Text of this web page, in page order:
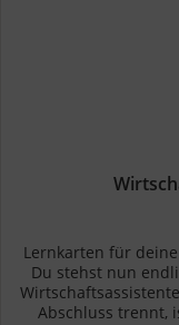
Lernkarten für
Du stehst nun
Abschluss trennt,